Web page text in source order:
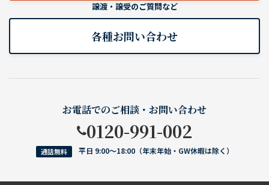
譲渡・譲受のご質問など
各種お問い合わせ
お電話でのご相談・お問い合わせ
0120-991-002
通話無料 平日 9:00〜18:00（年末年始・GW休暇は除く）